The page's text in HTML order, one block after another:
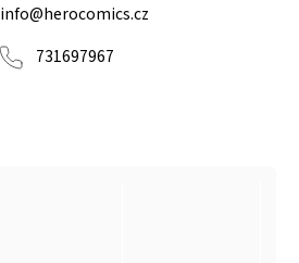
info@herocomics.cz
731697967